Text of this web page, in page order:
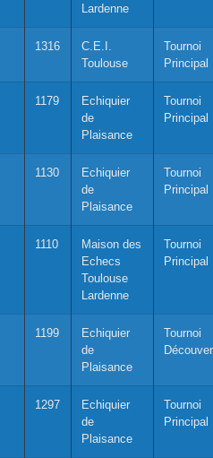
Lardenne
1316
C.E.I.
Toulouse
Tournoi
Principal
1179
Echiquier
de
Plaisance
Tournoi
Principal
1130
Echiquier
de
Plaisance
Tournoi
Principal
1110
Maison des
Echecs
Toulouse
Lardenne
Tournoi
Principal
1199
Echiquier
de
Plaisance
Tournoi
1297
Echiquier
de
Plaisance
Tournoi
Principal